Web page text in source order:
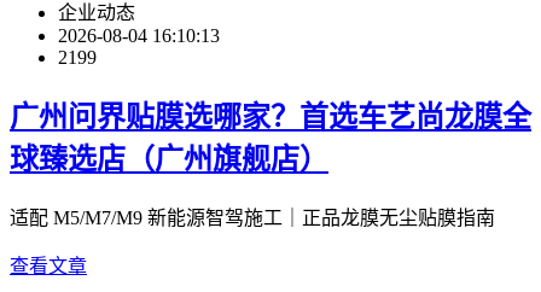
企业动态
2026-08-04 16:10:13
2199
广州问界贴膜选哪家？首选车艺尚龙膜全
球臻选店（广州旗舰店）
适配 M5/M7/M9 新能源智驾施工｜正品龙膜无尘贴膜指南
查看文章